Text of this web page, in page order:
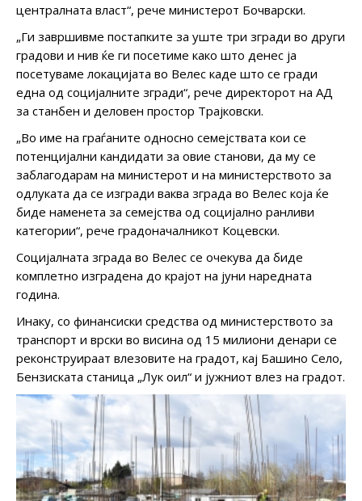
централната власт“, рече министерот Бочварски.
„Ги завршивме постапките за уште три згради во други
градови и нив ќе ги посетиме како што денес ја
посетуваме локацијата во Велес каде што се гради
една од социјалните згради“, рече директорот на АД
за станбен и деловен простор Трајковски.
„Во име на граѓаните односно семејствата кои се
потенцијални кандидати за овие станови, да му се
заблагодарам на министерот и на министерството за
одлуката да се изгради ваква зграда во Велес која ќе
биде наменета за семејства од социјално ранливи
категории“, рече градоначалникот Коцевски.
Социјалната зграда во Велес се очекува да биде
комплетно изградена до крајот на јуни наредната
година.
Инаку, со финансиски средства од министерството за
транспорт и врски во висина од 15 милиони денари се
реконструираат влезовите на градот, кај Башино Село,
Бензиската станица „Лук оил“ и јужниот влез на градот.